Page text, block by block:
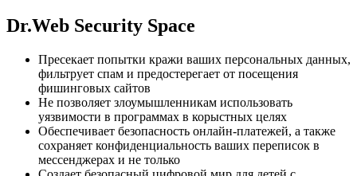
Dr.Web Security Space
Пресекает попытки кражи ваших персональных данных,
фильтрует спам и предостерегает от посещения
фишинговых сайтов
Не позволяет злоумышленникам использовать
уязвимости в программах в корыстных целях
Обеспечивает безопасность онлайн-платежей, а также
сохраняет конфиденциальность ваших переписок в
мессенджерах и не только